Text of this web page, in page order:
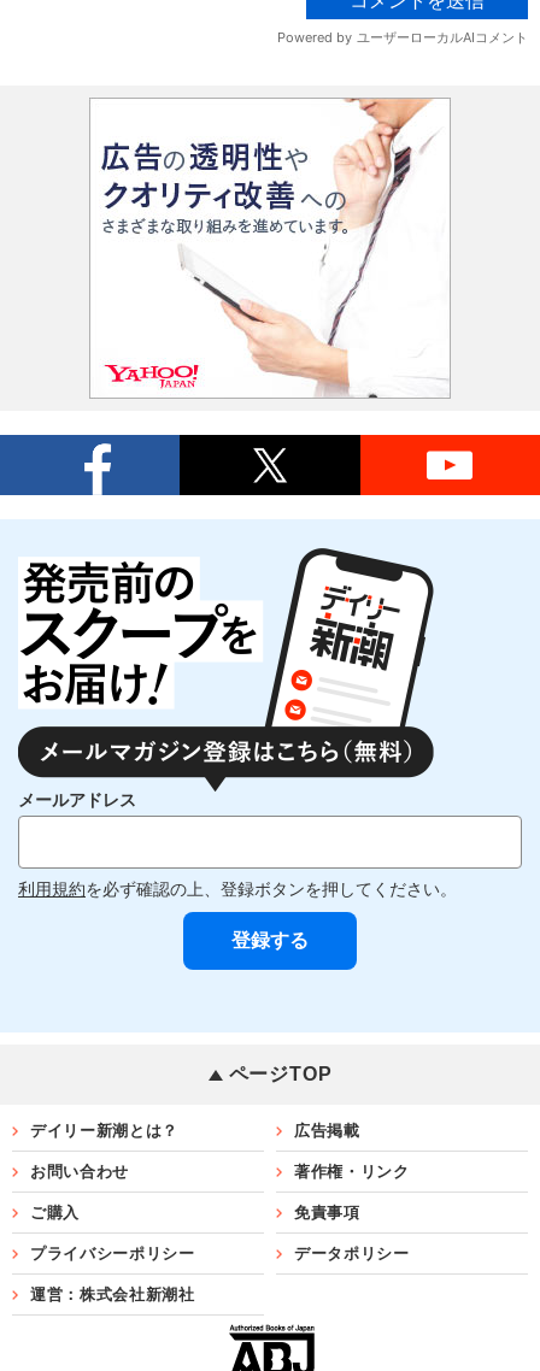
メールアドレス
利用規約を必ず確認の上、登録ボタンを押してください。
ページTOP
デイリー新潮とは？ 広告掲載
お問い合わせ 著作権・リンク
ご購入 免責事項
プライバシーポリシー データポリシー
運営：株式会社新潮社